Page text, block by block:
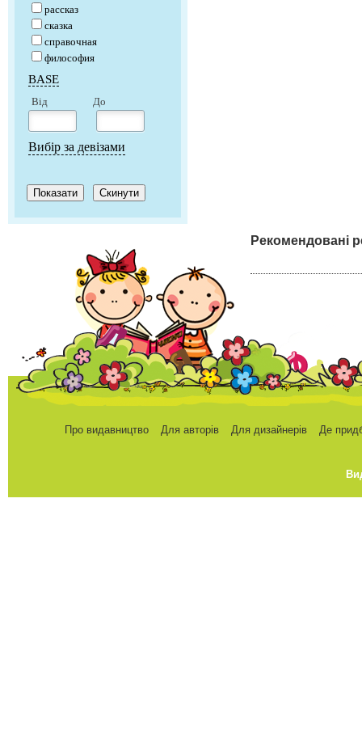
рассказ
сказка
справочная
философия
BASE
Від До
Вибір за девізами
Рекомендовані
Про видавництво Для авторів Для дизайнерів Де